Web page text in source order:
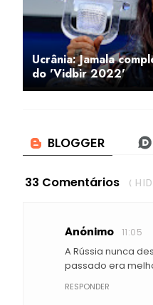
Ucrânia: Jamala
do 'Vidbir 2022'
33 Comentários (
Anónimo 11:05
A Rússia nunca
passado era
RESPONDER